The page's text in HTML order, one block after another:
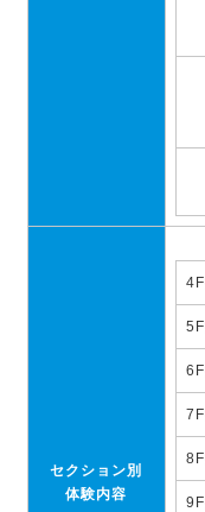
セクション別
体験内容